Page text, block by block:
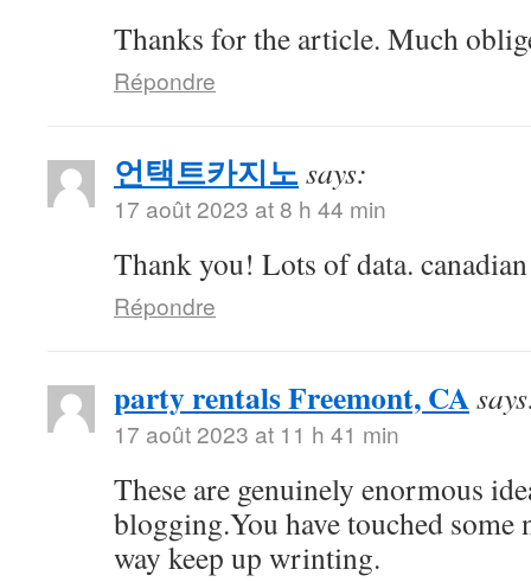
Thanks for the article. Much
Répondre
언택트카지노says:
17 août 2023 at 8 h 44 min
Thank you! Lots of data.
Répondre
party rentals Freemont, CA
17 août 2023 at 11 h 41 min
These are genuinely enormous
blogging.You have touched some
way keep up wrinting.